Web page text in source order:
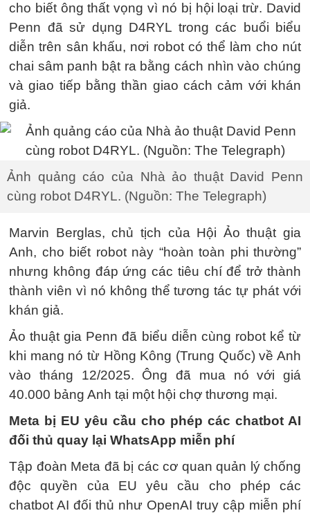
cho biết ông thất vọng vì nó bị hội loại trừ. David
Penn đã sử dụng D4RYL trong các buổi biểu
diễn trên sân khấu, nơi robot có thể làm cho nút
chai sâm panh bật ra bằng cách nhìn vào chúng
và giao tiếp bằng thần giao cách cảm với khán
giả.
Ảnh quảng cáo của Nhà ảo thuật David Penn
cùng robot D4RYL. (Nguồn: The Telegraph)
Marvin Berglas, chủ tịch của Hội Ảo thuật gia
Anh, cho biết robot này “hoàn toàn phi thường”
nhưng không đáp ứng các tiêu chí để trở thành
thành viên vì nó không thể tương tác tự phát với
khán giả.
Ảo thuật gia Penn đã biểu diễn cùng robot kể từ
khi mang nó từ Hồng Kông (Trung Quốc) về Anh
vào tháng 12/2025. Ông đã mua nó với giá
40.000 bảng Anh tại một hội chợ thương mại.
Meta bị EU yêu cầu cho phép các chatbot AI
đối thủ quay lại WhatsApp miễn phí
Tập đoàn Meta đã bị các cơ quan quản lý chống
độc quyền của EU yêu cầu cho phép các
chatbot AI đối thủ như OpenAI truy cập miễn phí